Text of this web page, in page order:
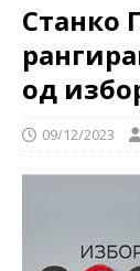
Станко
од
09/12/2023